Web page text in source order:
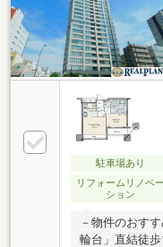
積にトランク
はLDK+S(納戸)
駐車場あり
リフォームリノベー
ション
－物件のおす
輪台」直結徒